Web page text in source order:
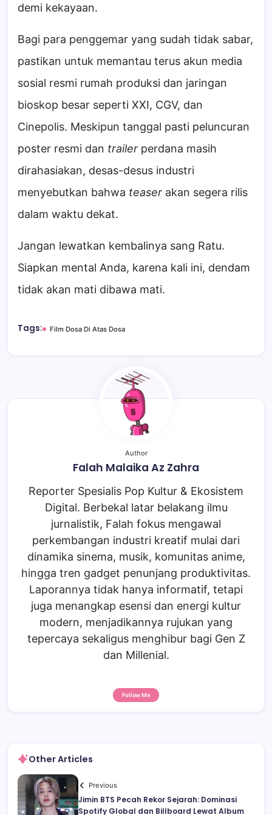
demi kekayaan.
Bagi para penggemar yang sudah tidak sabar,
pastikan untuk memantau terus akun media
sosial resmi rumah produksi dan jaringan
bioskop besar seperti XXI, CGV, dan
Cinepolis. Meskipun tanggal pasti peluncuran
poster resmi dan trailer perdana masih
dirahasiakan, desas-desus industri
menyebutkan bahwa teaser akan segera rilis
dalam waktu dekat.
Jangan lewatkan kembalinya sang Ratu.
Siapkan mental Anda, karena kali ini, dendam
tidak akan mati dibawa mati.
Tags: Film Dosa Di Atas Dosa
Author
Falah Malaika Az Zahra
Reporter Spesialis Pop Kultur & Ekosistem
Digital. Berbekal latar belakang ilmu
jurnalistik, Falah fokus mengawal
perkembangan industri kreatif mulai dari
dinamika sinema, musik, komunitas anime,
hingga tren gadget penunjang produktivitas.
Laporannya tidak hanya informatif, tetapi
juga menangkap esensi dan energi kultur
modern, menjadikannya rujukan yang
tepercaya sekaligus menghibur bagi Gen Z
dan Millenial.
Follow Me
Other Articles
Previous
Jimin BTS Pecah Rekor Sejarah: Dominasi
Spotify Global dan Billboard Lewat Album